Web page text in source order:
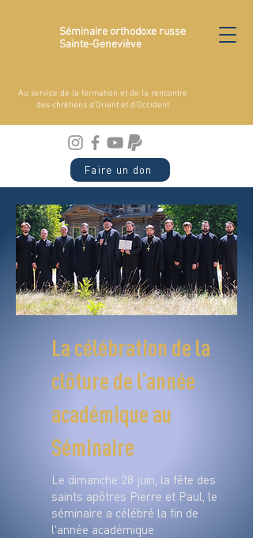
Séminaire orthodoxe russe
Sainte-Geneviève
Au service de la formation et de la rencontre
des chrétiens d'Orient et d'Occident
Faire un don
La célébration de la
clôture de l’année
académique au
Séminaire
Le dimanche 28 juin, la fête des
saints apôtres Pierre et Paul, le
séminaire a célébré la fin de
l'année académique